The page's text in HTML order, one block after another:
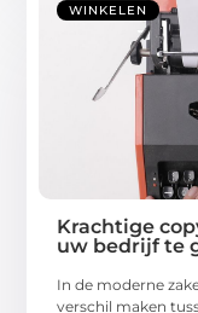
WINKELEN
Krachtige
uw bedrijf te
In de moderne
verschil maken